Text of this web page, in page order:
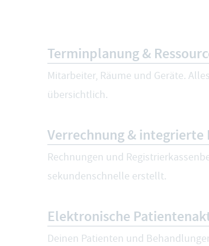
Terminplanung &
Mitarbeiter, Räume und Geräte.
übersichtlich.
Verrechnung & integrierte
Rechnungen und
sekundenschnelle erstellt.
Elektronische
Deinen Patienten und